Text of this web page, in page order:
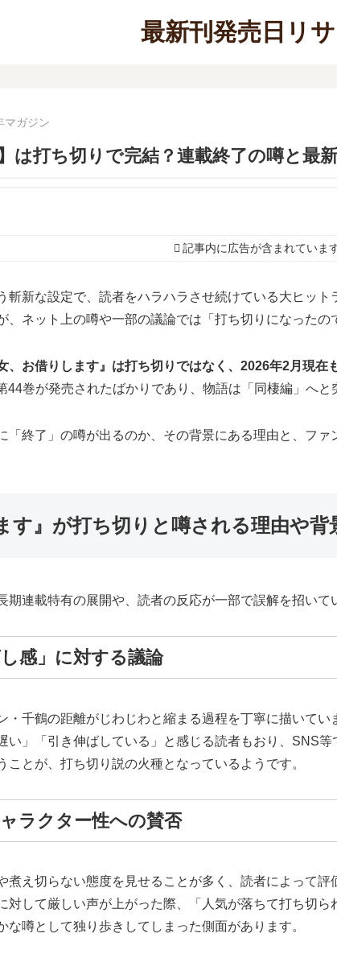
最新刊発売日リ
マガジン
は打ち切りで完結？連載終了の噂と最
記事内に広告が含まれています
斬新な設定で、読者をハラハラさせ続けている大ヒッ
、ネット上の噂や一部の議論では「打ち切りになったの
、お借りします』は打ち切りではなく、2026年2月現在
巻が発売されたばかりであり、物語は「同棲編」へと
「終了」の噂が出るのか、その背景にある理由と、ファ
す』が打ち切りと噂される理由や背
期連載特有の展開や、読者の反応が一部で誤解を招いて
感」に対する議論
千鶴の距離がじわじわと縮まる過程を丁寧に描いてい
い」「引き伸ばしている」と感じる読者もおり、SNS
とが、打ち切り説の火種となっているようです。
ラクター性への賛否
煮え切らない態度を見せることが多く、読者によって評
対して厳しい声が上がった際、「人気が落ちて打ち切
な噂として独り歩きしてしまった側面があります。